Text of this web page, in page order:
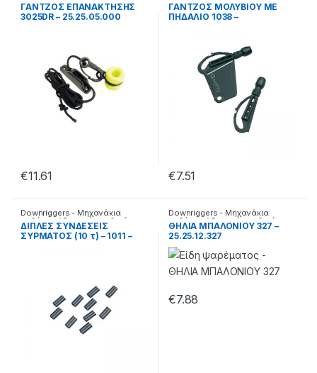
ΓΑΝΤΖΟΣ ΕΠΑΝΑΚΤΗΣΗΣ
3025DR – 25.25.05.000
€11.61
ΓΑΝΤΖΟΣ ΜΟΛΥΒΙΟΥ ΜΕ
ΠΗΔΑΛΙΟ 1038 –
€7.51
Downriggers - Μηχανάκια
καθέτης ,Αξεσουάρ καθετής
ΔΙΠΛΕΣ ΣΥΝΔΕΣΕΙΣ
ΣΥΡΜΑΤΟΣ (10 τ) – 1011 –
Downriggers - Μηχανάκια
καθέτης,Αξεσουάρ καθετής
ΘΗΛΙΑ ΜΠΑΛΟΝΙΟΥ 327 –
25.25.12.327
€7.88